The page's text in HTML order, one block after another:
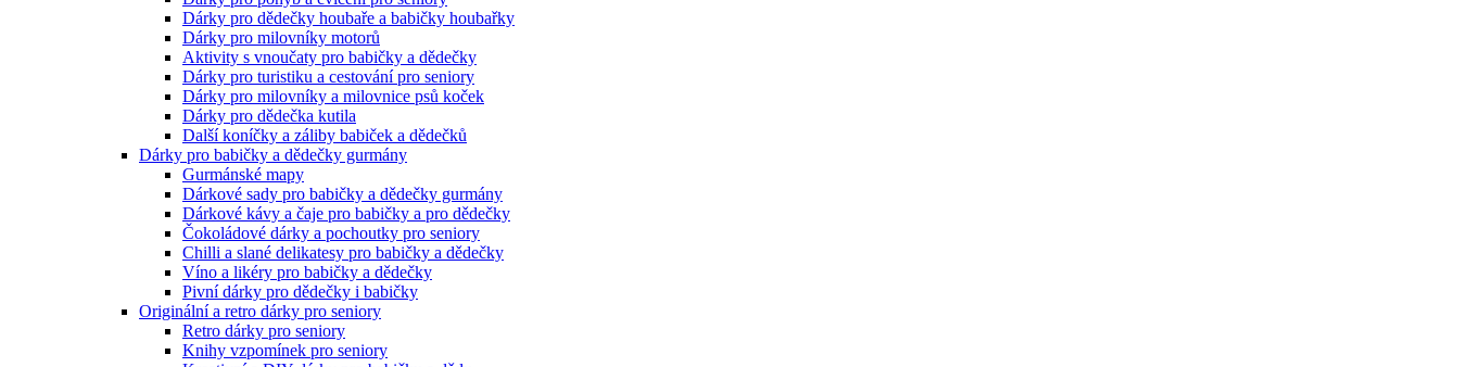
Dárky pro dědečky houbaře a babičky houbařky
Dárky pro milovníky motorů
Aktivity s vnoučaty pro babičky a dědečky
Dárky pro turistiku a cestování pro seniory
Dárky pro milovníky a milovnice psů koček
Dárky pro dědečka kutila
Další koníčky a záliby babiček a dědečků
Dárky pro babičky a dědečky gurmány
Gurmánské mapy
Dárkové sady pro babičky a dědečky gurmány
Dárkové kávy a čaje pro babičky a pro dědečky
Čokoládové dárky a pochoutky pro seniory
Chilli a slané delikatesy pro babičky a dědečky
Víno a likéry pro babičky a dědečky
Pivní dárky pro dědečky i babičky
Originální a retro dárky pro seniory
Retro dárky pro seniory
Knihy vzpomínek pro seniory